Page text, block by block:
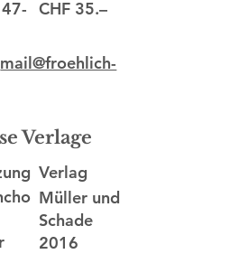
CHF 35.–
mail@froehlich-
Verlage
Verlag
Müller und
Schade
2016